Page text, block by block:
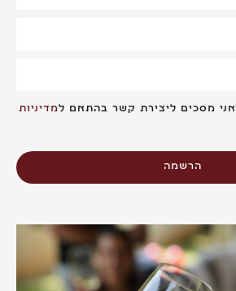
ליצירת קשר בהתאם למדיניות
הרשמה